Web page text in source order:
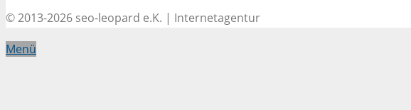
© 2013-2026 seo-leopard e.K. | Internetagentur
Menü